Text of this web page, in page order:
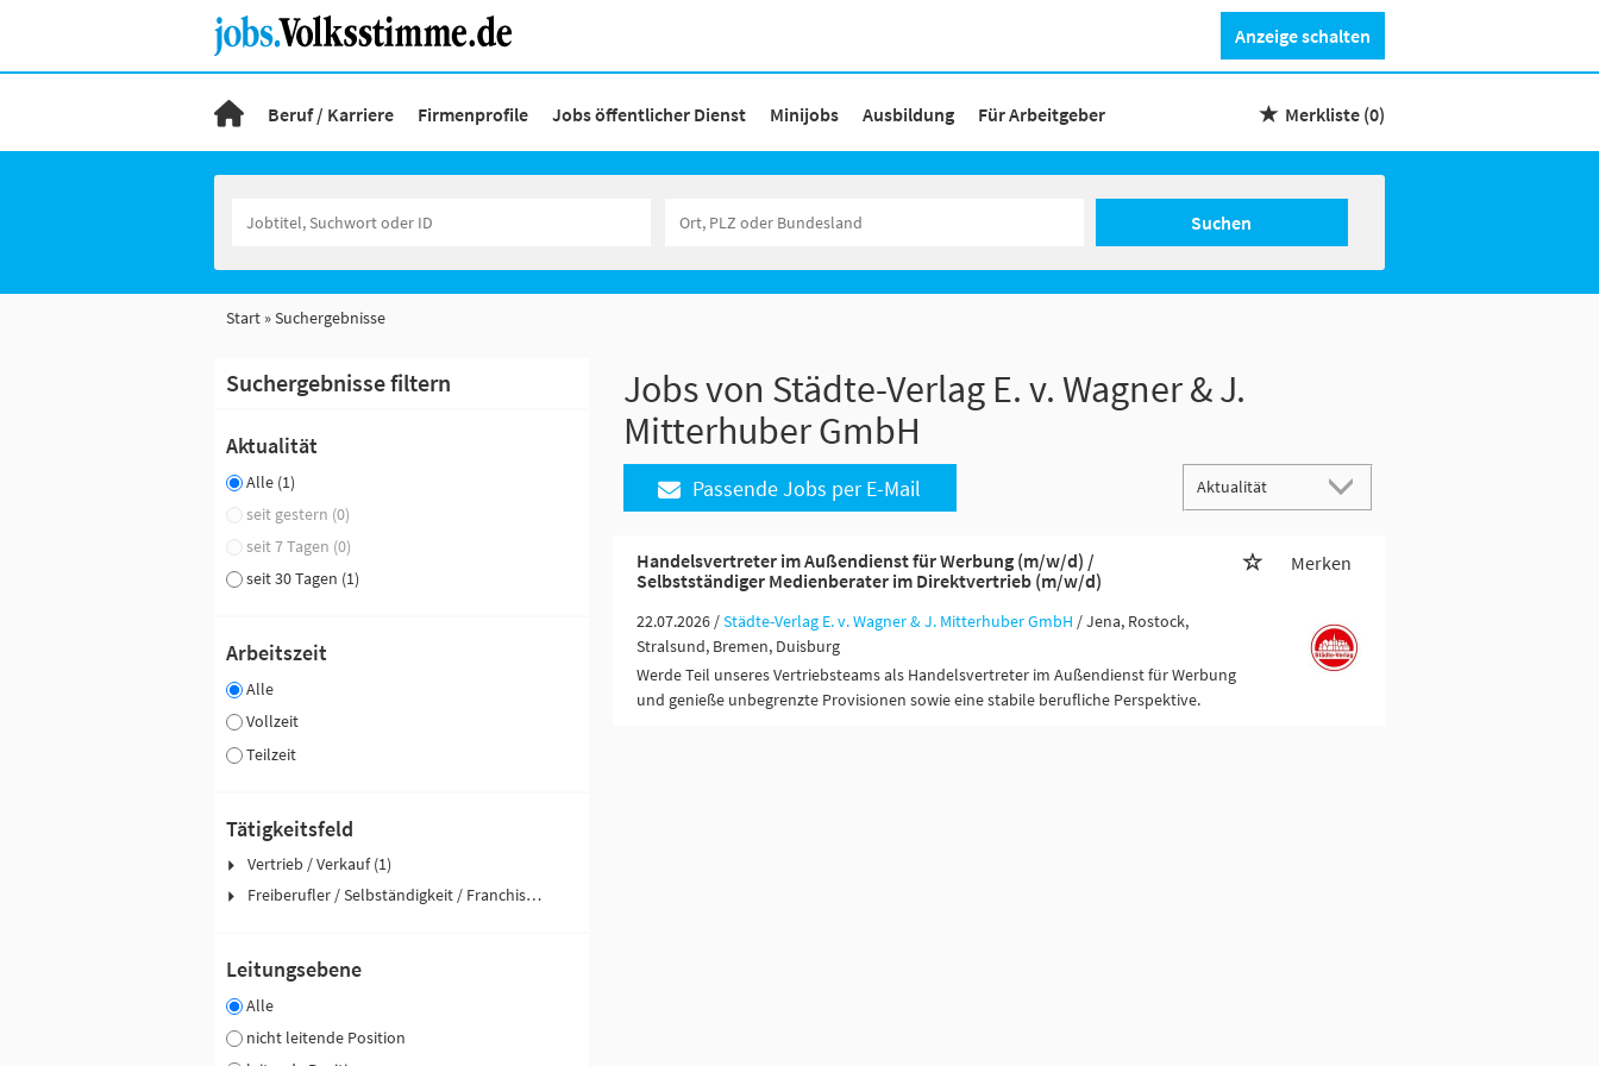
Anzeige schalten
Beruf / Karriere Firmenprofile Jobs öffentlicher Dienst Minijobs Ausbildung Für Arbeitgeber Merkliste (0)
Suchen
Start Suchergebnisse
Suchergebnisse filtern
Aktualität
Alle (1)
seit gestern (0)
seit 7 Tagen (0)
seit 30 Tagen (1)
Arbeitszeit
Alle
Vollzeit
Teilzeit
Tätigkeitsfeld
Vertrieb / Verkauf (1)
Freiberufler / Selbständigkeit / Franchise (1)
Leitungsebene
Alle
nicht leitende Position
Jobs von Städte-Verlag E. v. Wagner & J.
Mitterhuber GmbH
Passende Jobs per E-Mail
Handelsvertreter im Außendienst für Werbung (m/w/d) /
Selbstständiger Medienberater im Direktvertrieb (m/w/d)
Merken
22.07.2026 /Städte-Verlag E. v. Wagner & J. Mitterhuber GmbH / Jena, Rostock,
Stralsund, Bremen, Duisburg
Werde Teil unseres Vertriebsteams als Handelsvertreter im Außendienst für Werbung
und genieße unbegrenzte Provisionen sowie eine stabile berufliche Perspektive.